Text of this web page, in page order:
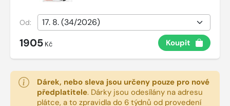
Od:
1905 Kč Koupit
Dárek, nebo sleva jsou určeny pouze pro nové
předplatitele. Dárky jsou odesílány na adresu
plátce, a to zpravidla do 6 týdnů od provedení